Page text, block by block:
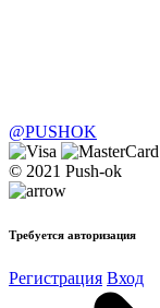
@PUSHOK
© 2021 Push-ok
Требуется авторизация
Регистрация Вход